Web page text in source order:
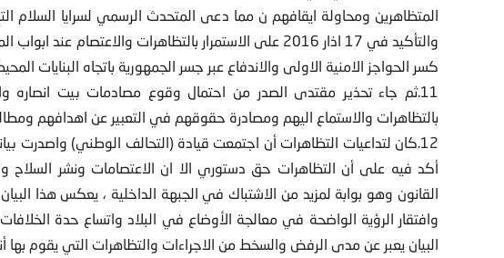
المتظاهرين ومحاولة ايقافهم ن مما دعى المتحدث الرسمي لسرايا السلام
والتأكيد في 17 اذار 2016 على الاستمرار بالتظاهرات
كسر الحواجز الامنية الاولى والاندفاع عبر جسر الجمهورية باتجاه البنايات
11.ثم جاء تحذير مقتدى الصدر من احتمال وقوع مصادمات بيت انصاره
بالتظاهرات والاستماع اليهم ومصادرة حقوقهم في التعبير عن اهدافهم
أكد فيه على أن التظاهرات حق دستوري الا ان الاعتصامات ونشر السلاح
القانون وهو بوابة لمزيد من الاشتباك في الجبهة الداخلية ، يعكس هذا
وافتقار الرؤية الواضحة في معالجة الأوضاع في البلاد واتساع حدة
البيان يعبر عن مدى الرفض والسخط من الاجراءات والتظاهرات التي يقوم بها